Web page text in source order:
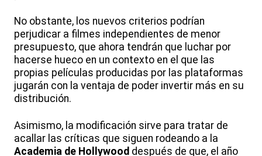
No obstante, los nuevos criterios podrían
perjudicar a filmes independientes de menor
presupuesto, que ahora tendrán que luchar por
hacerse hueco en un contexto en el que las
propias películas producidas por las plataformas
jugarán con la ventaja de poder invertir más en su
distribución.
Asimismo, la modificación sirve para tratar de
acallar las críticas que siguen rodeando a la
Academia de Hollywood después de que, el año